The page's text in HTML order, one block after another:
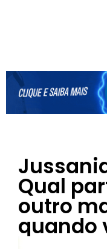
Qual
outro
quando